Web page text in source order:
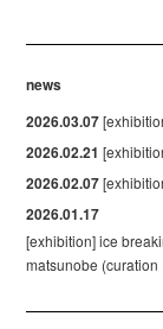
news
2026.03.07
2026.02.21
2026.02.07
2026.01.17
[exhibition] ice
matsunobe (curation